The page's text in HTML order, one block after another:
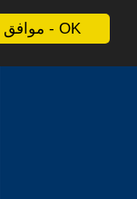
موافق - OK